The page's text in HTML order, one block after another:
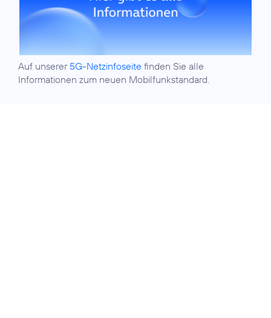
Auf unserer 5G-Netzinfoseite finden Sie alle
Informationen zum neuen Mobilfunkstandard.